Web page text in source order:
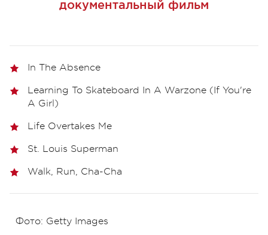
документальный фильм
In The Absence
Learning To Skateboard In A Warzone (If You're
A Girl)
Life Overtakes Me
St. Louis Superman
Walk, Run, Cha-Cha
Фото: Getty Images